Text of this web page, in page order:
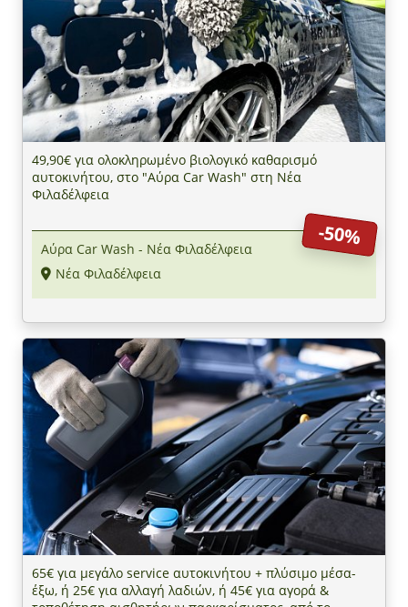
49,90€ για ολοκληρωμένο βιολογικό καθαρισμό
αυτοκινήτου, στο "Αύρα Car Wash" στη Νέα
Φιλαδέλφεια
-50%
Αύρα Car Wash - Νέα Φιλαδέλφεια
Νέα Φιλαδέλφεια
65€ για μεγάλο service αυτοκινήτου + πλύσιμο μέσα-
έξω, ή 25€ για αλλαγή λαδιών, ή 45€ για αγορά &